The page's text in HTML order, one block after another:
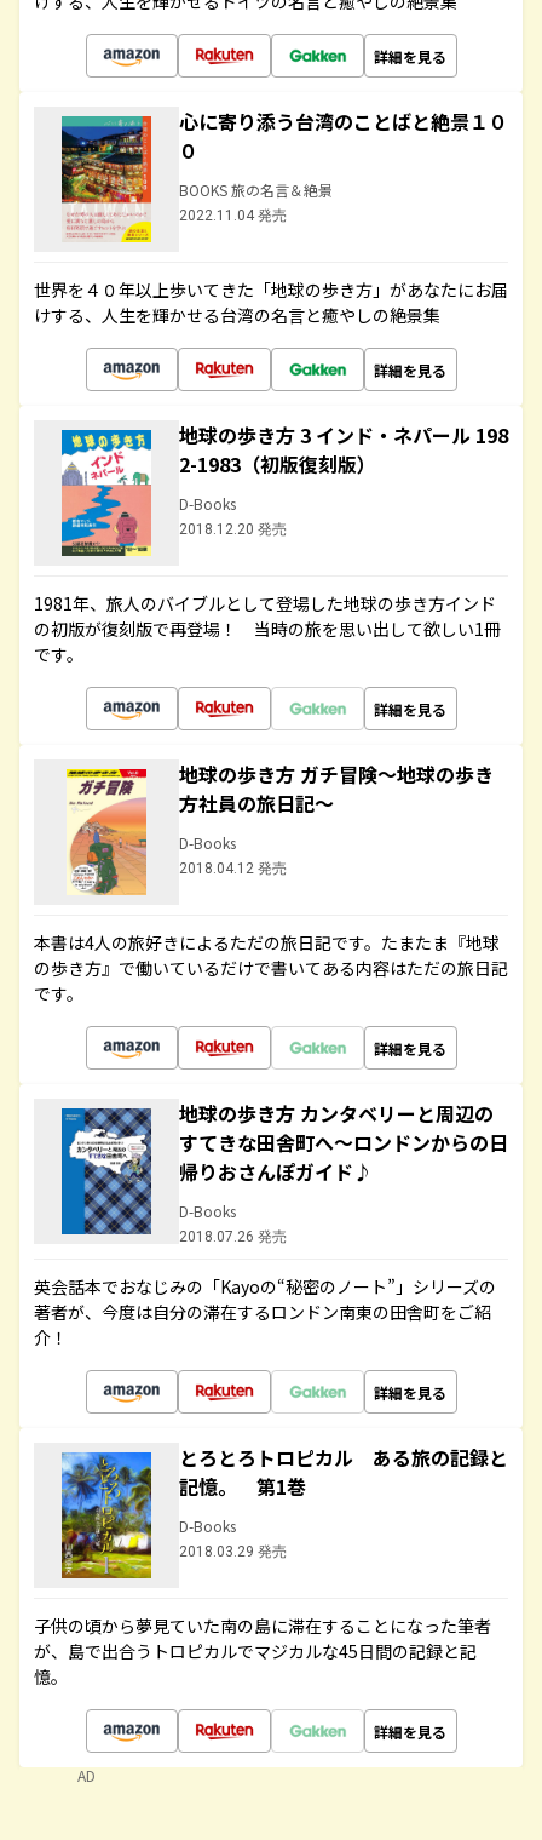
詳細を見る
心に寄り添う台湾のことばと絶景１０
０
BOOKS 旅の名言＆絶景
2022.11.04 発売
世界を４０年以上歩いてきた「地球の歩き方」があなたにお届
けする、人生を輝かせる台湾の名言と癒やしの絶景集
詳細を見る
地球の歩き方 3 インド・ネパール 198
2-1983（初版復刻版）
D-Books
2018.12.20 発売
1981年、旅人のバイブルとして登場した地球の歩き方インド
の初版が復刻版で再登場！ 当時の旅を思い出して欲しい1冊
です。
詳細を見る
地球の歩き方 ガチ冒険～地球の歩き
方社員の旅日記～
D-Books
2018.04.12 発売
本書は4人の旅好きによるただの旅日記です。たまたま『地球
の歩き方』で働いているだけで書いてある内容はただの旅日記
です。
詳細を見る
地球の歩き方 カンタベリーと周辺の
すてきな田舎町へ～ロンドンからの日
帰りおさんぽガイド♪
D-Books
2018.07.26 発売
英会話本でおなじみの「Kayoの“秘密のノート”」シリーズの
著者が、今度は自分の滞在するロンドン南東の田舎町をご紹
介！
詳細を見る
とろとろトロピカル ある旅の記録と
記憶。 第1巻
D-Books
2018.03.29 発売
子供の頃から夢見ていた南の島に滞在することになった筆者
が、島で出合うトロピカルでマジカルな45日間の記録と記
憶。
詳細を見る
AD